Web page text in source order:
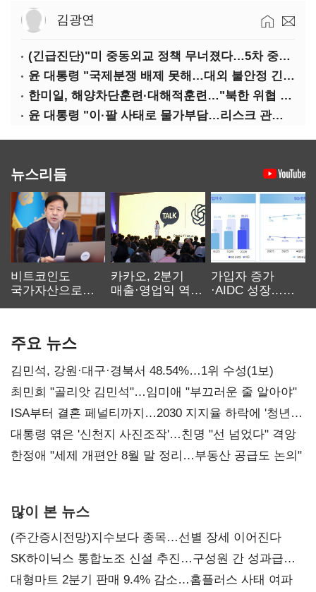
김광연
(긴급진단)"미 중동외교 정책 무너졌다…5차 중동전 가능성은 낮아"
윤 대통령 "국제분쟁 배제 못해…대외 불안정 긴밀대응"
한미일, 해양차단훈련·대해적훈련…"북한 위협 억제"
윤 대통령 "이·팔 사태로 물가부담…리스크 관리 만전 기해야"
뉴스리듬
비트코인도
국가자산으로…'
카카오, 2분기
매출·영업익 역대
가입자 증가
·AIDC 성장…
주요 뉴스
김민석, 강원·대구·경북서 48.54%…1위 수성(1보)
최민희 "골리앗 김민석"…임미애 "부끄러운 줄 알아야"
ISA부터 결혼 페널티까지…2030 지지율 하락에 '청년
챙기기'
대통령 엮은 '신천지 사진조작'…친명 "선 넘었다" 격앙
한정애 "세제 개편안 8월 말 정리…부동산 공급도 논의"
많이 본 뉴스
(주간증시전망)지수보다 종목…선별 장세 이어진다
SK하이닉스 통합노조 신설 추진…구성원 간 성과급
불만 확산
대형마트 2분기 판매 9.4% 감소…홈플러스 사태 여파